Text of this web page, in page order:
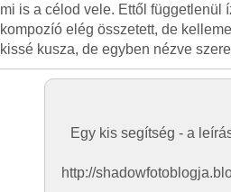
mi is a célod vele. Ettől függetlenül
kompozíó elég összetett, de
kissé kusza, de egyben nézve
Egy kis segítség - a
http://